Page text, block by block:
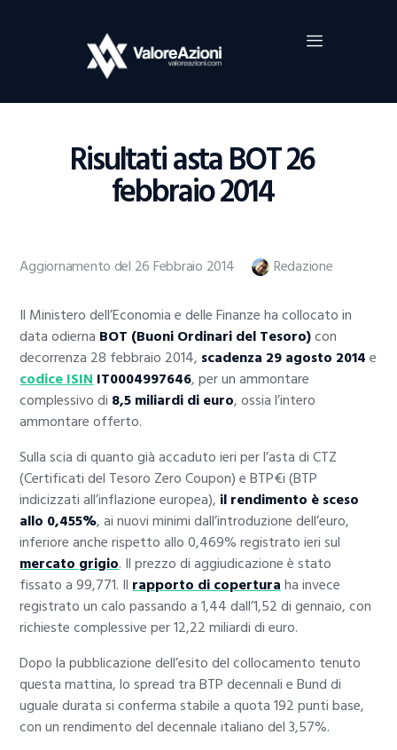
Risultati asta BOT 26
febbraio 2014
Home
Investimenti
Borsa
Guide Al Trading
Criptovalute
Aggiornamento del 26 Febbraio 2014 Redazione
Il Ministero dell’Economia e delle Finanze ha collocato in
data odierna BOT (Buoni Ordinari del Tesoro)con
decorrenza 28 febbraio 2014, scadenza 29 agosto 2014e
codice ISINIT0004997646, per un ammontare
complessivo di 8,5 miliardi di euro, ossia l’intero
ammontare offerto.
Sulla scia di quanto già accaduto ieri per l’asta di CTZ
(Certificati del Tesoro Zero Coupon) e BTP€i (BTP
indicizzati all’inflazione europea), il rendimento è sceso
allo 0,455%, ai nuovi minimi dall’introduzione dell’euro,
inferiore anche rispetto allo 0,469% registrato ieri sul
mercato grigio. Il prezzo di aggiudicazione è stato
fissato a 99,771. Ilrapporto di coperturaha invece
registrato un calo passando a 1,44 dall’1,52 di gennaio, con
richieste complessive per 12,22 miliardi di euro.
Dopo la pubblicazione dell’esito del collocamento tenuto
questa mattina, lo spread tra BTP decennali e Bund di
uguale durata si conferma stabile a quota 192 punti base,
con un rendimento del decennale italiano del 3,57%.